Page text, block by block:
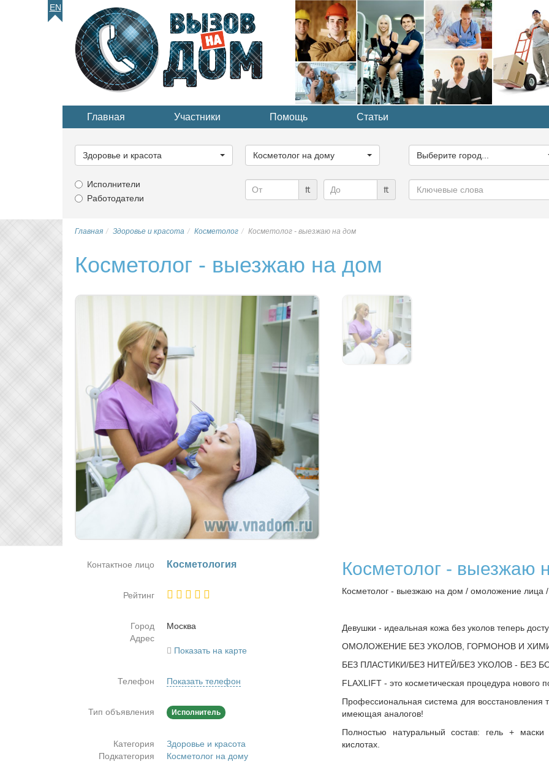
EN
Главная Участники Помощь Статьи
категорию...
Здоровье и красота
категорию...
Косметолог на дому
город...
Выберите город...
Исполнители
Работодатели
₶ ₶
Ключевые
слова
Главная Здоровье и красота Косметолог Косметолог - выезжаю на дом
Косметолог - выезжаю на дом
Косметолог - выезжаю
Косметолог - выезжаю на дом / омоложение лица
Девушки - идеальная кожа без уколов теперь
ОМОЛОЖЕНИЕ БЕЗ УКОЛОВ, ГОРМОНОВ И
БЕЗ ПЛАСТИКИ/БЕЗ НИТЕЙ/БЕЗ УКОЛОВ - БЕЗ
FLAXLIFT - это косметическая процедура нового
Профессиональная система для восстановления
имеющая аналогов!
Полностью натуральный состав: гель +
кислотах.
Контактное лицо Кос­ме­то­ло­гия
Рейтинг
Город
Москва
Адрес
Показать на карте
Телефон Показать телефон
Тип объявления Исполнитель
Категория
Здоровье и красота
Подкатегория
Косметолог на дому